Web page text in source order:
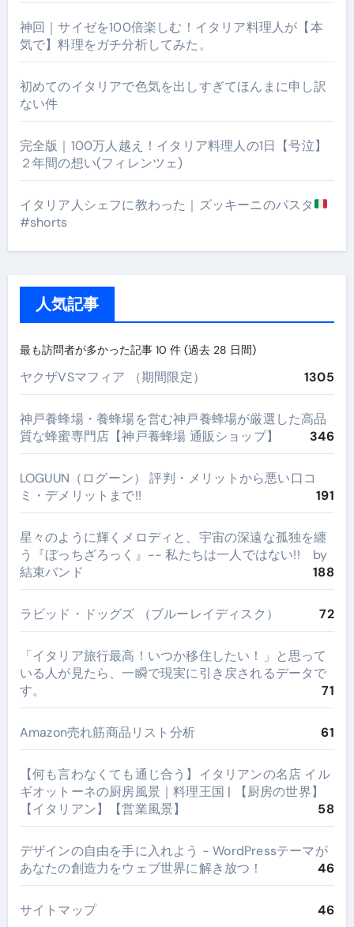
神回｜サイゼを100倍楽しむ！イタリア料理人が【本
気で】料理をガチ分析してみた。
初めてのイタリアで色気を出しすぎてほんまに申し訳
ない件
完全版｜100万人越え！イタリア料理人の1日【号泣】
２年間の想い(フィレンツェ)
イタリア人シェフに教わった｜ズッキーニのパスタ
#shorts
人気記事
最も訪問者が多かった記事 10 件 (過去 28 日間)
ヤクザVSマフィア （期間限定） 1305
神戸養蜂場・養蜂場を営む神戸養蜂場が厳選した高品
質な蜂蜜専門店【神戸養蜂場 通販ショップ】
346
LOGUUN（ログーン） 評判・メリットから悪い口コ
ミ・デメリットまで!!
191
星々のように輝くメロディと、宇宙の深遠な孤独を纏
う『ぼっちざろっく』-- 私たちは一人ではない!! by
結束バンド
188
ラビッド・ドッグズ （ブルーレイディスク） 72
​「イタリア旅行最高！いつか移住したい！」と思って
いる人が見たら、一瞬で現実に引き戻されるデータで
す。
71
Amazon売れ筋商品リスト分析 61
【何も言わなくても通じ合う】イタリアンの名店 イル
ギオットーネの厨房風景｜料理王国 | 【厨房の世界】
【イタリアン】【営業風景】
58
デザインの自由を手に入れよう - WordPressテーマが
あなたの創造力をウェブ世界に解き放つ！
46
サイトマップ 46